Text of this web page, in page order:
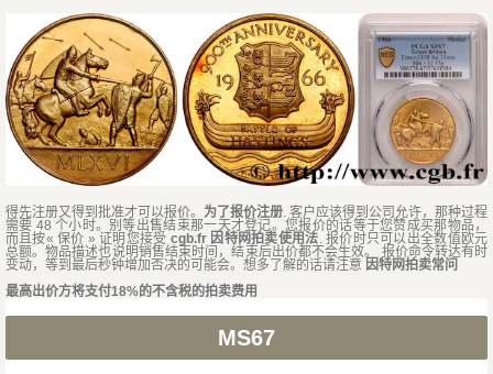
得先注册又得到批准才可以报价。 为了报价注册. 客户应该得到公司允许，那种过程
需要 48 个小时。别等出售结束那一天才登记。您报价的话等于您赞成买那物品，
而且按« 保价 » 证明您接受 cgb.fr 因特网拍卖使用法. 报价时只可以出全数值欧元
总额。物品描述也说明销售结束时间，结束后出价都不会生效。 报价命令转达有时
变动，等到最后秒钟增加否决的可能会。想多了解的话请注意 因特网拍卖常问
最高出价方将支付18%的不含税的拍卖费用
MS67